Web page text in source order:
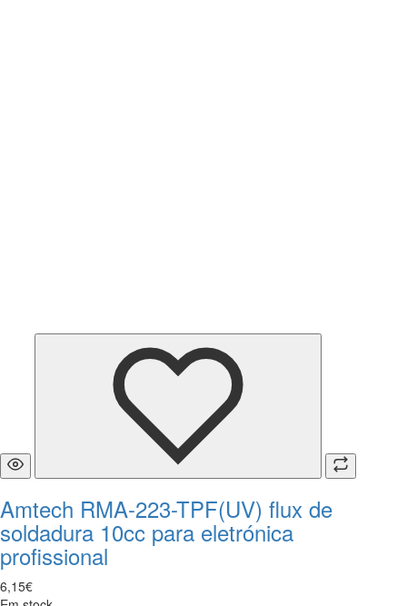
Amtech RMA-223-TPF(UV) flux de
soldadura 10cc para eletrónica
profissional
6,15€